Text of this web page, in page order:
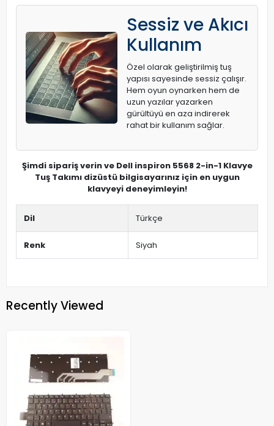
Sessiz ve Akıcı
Kullanım
Özel olarak geliştirilmiş tuş
yapısı sayesinde sessiz çalışır.
Hem oyun oynarken hem de
uzun yazılar yazarken
gürültüyü en aza indirerek
rahat bir kullanım sağlar.
Şimdi sipariş verin ve Dell inspiron 5568 2-in-1 Klavye
Tuş Takımı dizüstü bilgisayarınız için en uygun
klavyeyi deneyimleyin!
Dil Türkçe
Renk Siyah
Recently Viewed